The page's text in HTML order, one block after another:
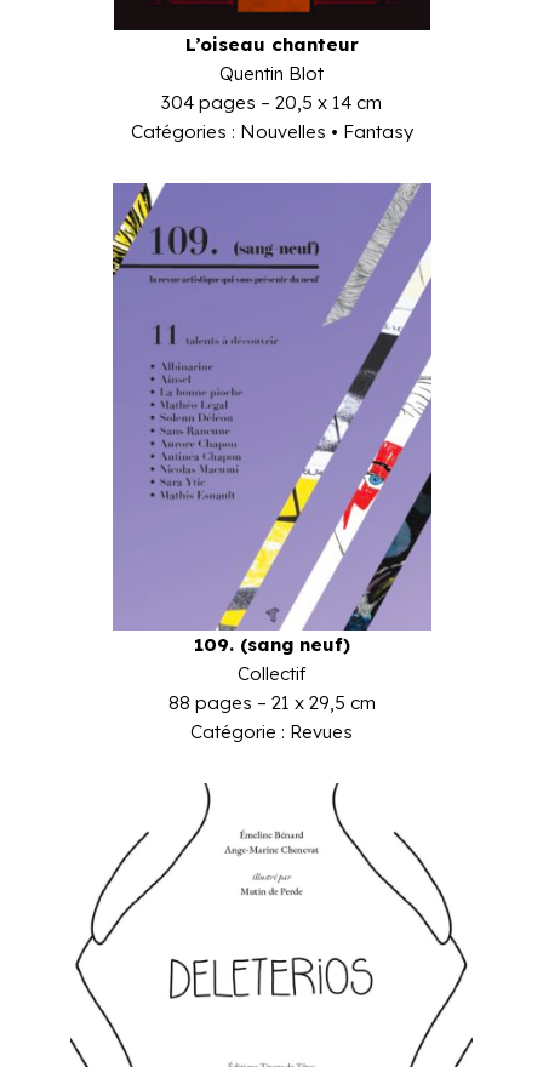
L’oiseau chanteur
Quentin Blot
304 pages – 20,5 x 14 cm
Catégories : Nouvelles • Fantasy
109. (sang neuf)
Collectif
88 pages – 21 x 29,5 cm
Catégorie : Revues